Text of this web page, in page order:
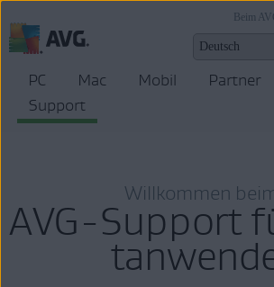
Beim
PC Mac Mobil Partner
Support
Willkommen
AVG-Support